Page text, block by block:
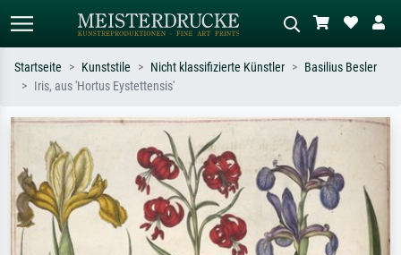
Suchen Sie nach Künstlern, Werktiteln
oder Stilen – z.B. Monet,
Sternennacht, Impressionismus, Welle
Hokusai, Akt.
Beschreiben Sie die Szene – z.B. Grüne
Wiese, Abstrakt mit viel Rot, Dunkles
Ölgemälde, Stehender Akt neben einem
Baum.
Startseite Kunststile Nicht klassifizierte Künstler
Basilius Besler
Iris, aus 'Hortus Eystettensis'